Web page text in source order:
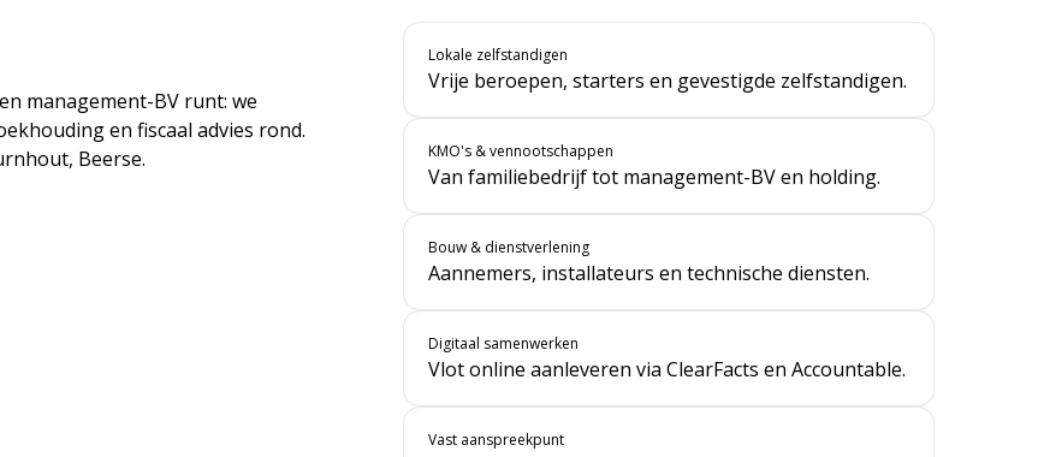
management-BV runt: we
en fiscaal advies rond.
, Beerse.
Lokale zelfstandigen
Vrije beroepen, starters en gevestigde zelfstandigen.
KMO's & vennootschappen
Van familiebedrijf tot management-BV en holding.
Bouw & dienstverlening
Aannemers, installateurs en technische diensten.
Digitaal samenwerken
Vlot online aanleveren via ClearFacts en Accountable.
Vast aanspreekpunt